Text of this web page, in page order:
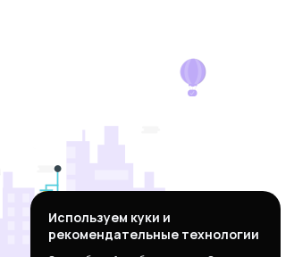
Используем куки и
рекомендательные технологии